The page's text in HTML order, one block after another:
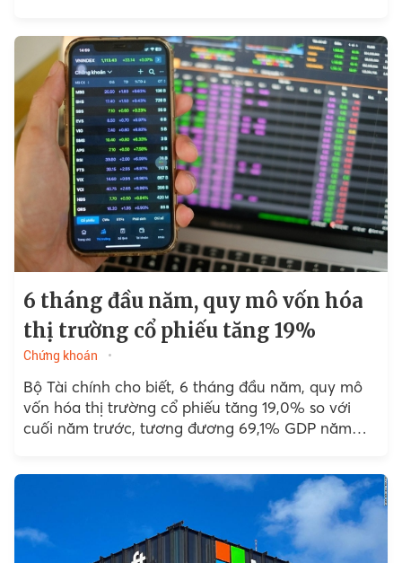
6 tháng đầu năm, quy mô vốn hóa
thị trường cổ phiếu tăng 19%
Chứng khoán
Bộ Tài chính cho biết, 6 tháng đầu năm, quy mô
vốn hóa thị trường cổ phiếu tăng 19,0% so với
cuối năm trước, tương đương 69,1% GDP năm